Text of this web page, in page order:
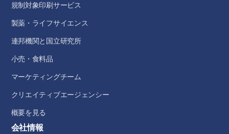
規制対象印刷サービス
製薬・ライフサイエンス
連邦機関と国立研究所
小売・食料品
マーケティングチーム
クリエイティブエージェンシー
概要を見る
会社情報